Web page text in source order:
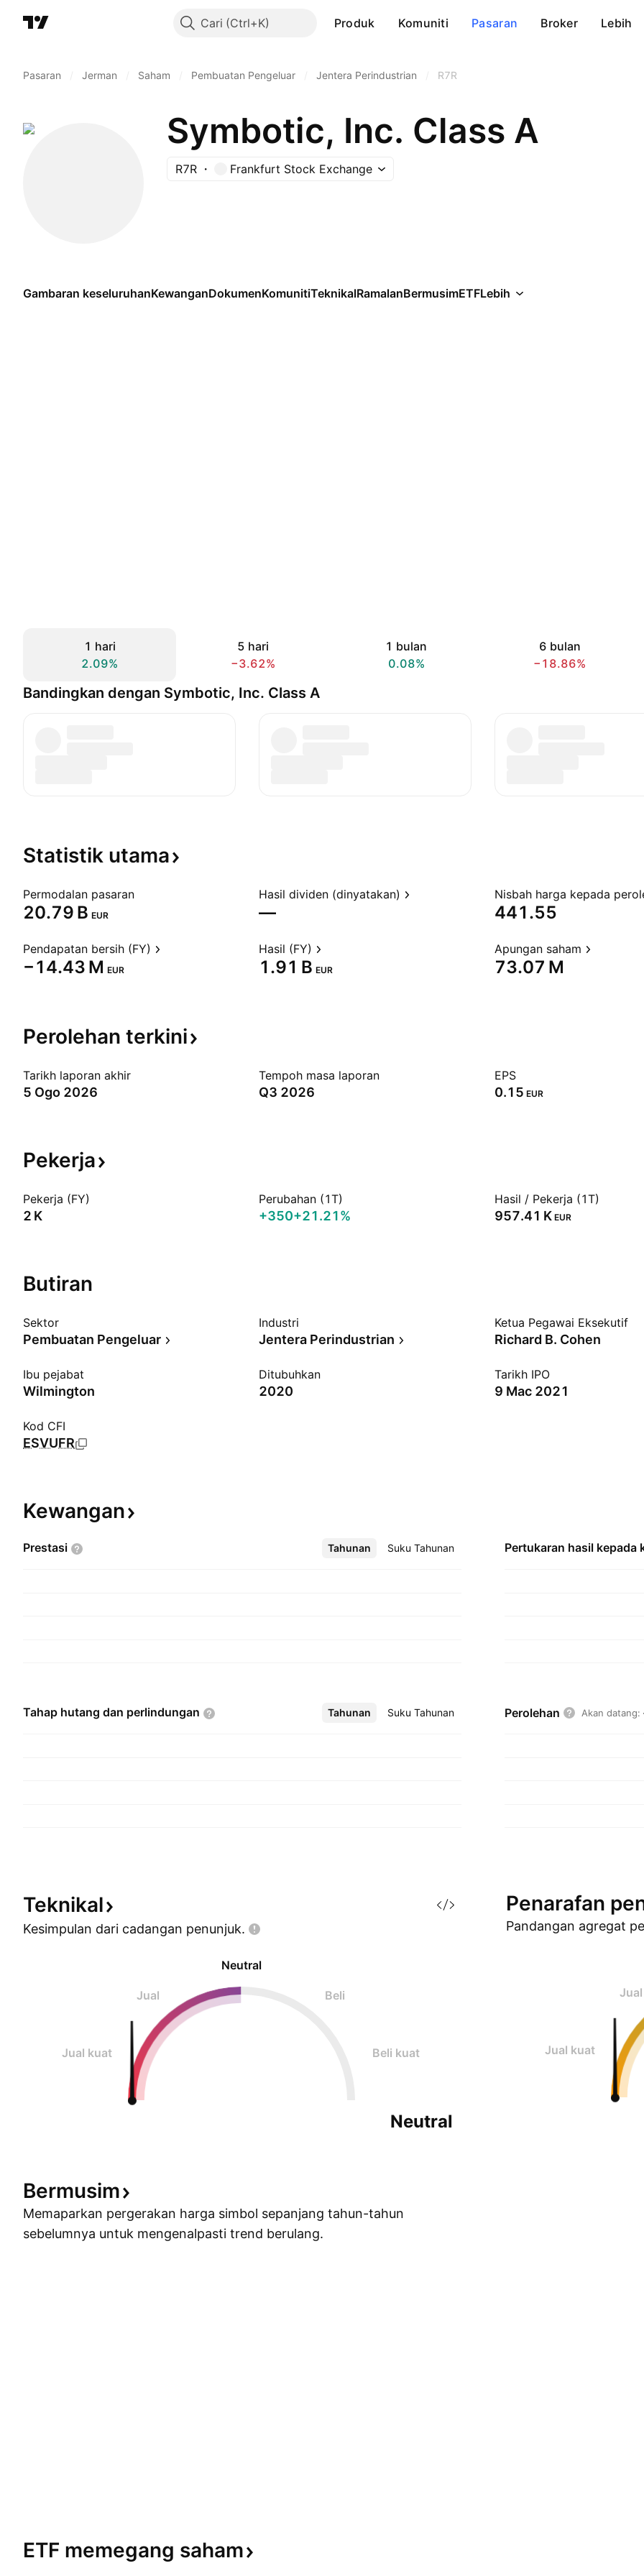
Cari Produk Komuniti Pasaran Broker Lebih
Pasaran Jerman Saham Pembuatan Pengeluar Jentera Perindustrian R7R
Symbotic, Inc. Class A
R7R Frankfurt Stock Exchange
Gambaran keseluruhanKewanganDokumenKomunitiTeknikalRamalanBermusimETFLebih
1 hari
2.09%
5 hari
−3.62%
1 bulan
0.08%
6 bulan
−18.86%
Bandingkan dengan Symbotic, Inc. Class A
Statistik utama
Permodalan pasaran
‪20.79 B‬ EUR
Hasil dividen (dinyatakan)
— 441.55
Pendapatan bersih (FY)
‪−14.43 M‬ EUR
Hasil (FY)
‪1.91 B‬ EUR
Apungan saham
‪73.07 M‬
Perolehan terkini
Tarikh laporan akhir
5 Ogo 2026
Tempoh masa laporan
Q3 2026
EPS
0.15 EUR
Pekerja
Pekerja (FY)
‪2 K‬
Perubahan (1T)
+350+21.21%
Hasil / Pekerja (1T)
‪957.41 K‬ EUR
Butiran
Sektor
Pembuatan Pengeluar
Industri
Jentera Perindustrian
Ketua Pegawai Eksekutif
Richard B. Cohen
Ibu pejabat
Wilmington
Ditubuhkan
2020
Tarikh IPO
9 Mac 2021
Kod CFI
ESVUFR
Kewangan
Prestasi Tahunan Suku Tahunan
Lebih Pertukaran hasil kepada
Tahap hutang dan perlindungan Tahunan Suku Tahunan
Lebih Perolehan Akan datang:
Teknikal
Kesimpulan dari cadangan penunjuk.
Neutral
Jual Beli
Jual kuat Beli kuat
Neutral
Penarafan
Pandangan agregat
Jual
Jual kuat
Bermusim
Memaparkan pergerakan harga simbol sepanjang tahun-tahun
sebelumnya untuk mengenalpasti trend berulang.
ETF memegang saham